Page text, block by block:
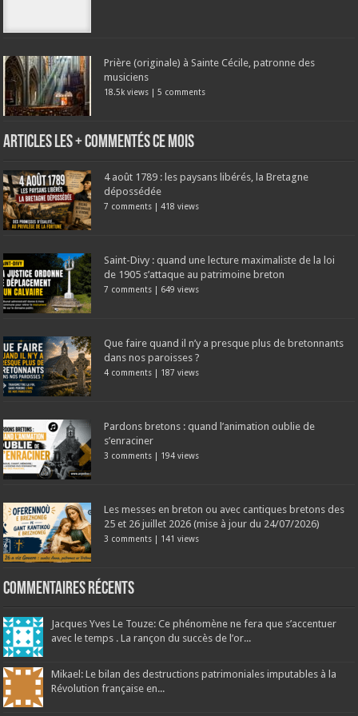
Prière (originale) à Sainte Cécile, patronne des
musiciens
18.5k views |5 comments
Articles les + commentés ce mois
4 août 1789 : les paysans libérés, la Bretagne
dépossédée
7 comments |418 views
Saint-Divy : quand une lecture maximaliste de la loi
de 1905 s’attaque au patrimoine breton
7 comments | 649 views
Que faire quand il n’y a presque plus de bretonnants
dans nos paroisses ?
4 comments | 187 views
Pardons bretons : quand l’animation oublie de
s’enraciner
3 comments | 194 views
Les messes en breton ou avec cantiques bretons des
25 et 26 juillet 2026 (mise à jour du 24/07/2026)
3 comments | 141 views
Commentaires récents
Jacques Yves Le Touze: Ce phénomène ne fera que s’accentuer
avec le temps . La rançon du succès de l’or...
Mikael: Le bilan des destructions patrimoniales imputables à la
Révolution française en...